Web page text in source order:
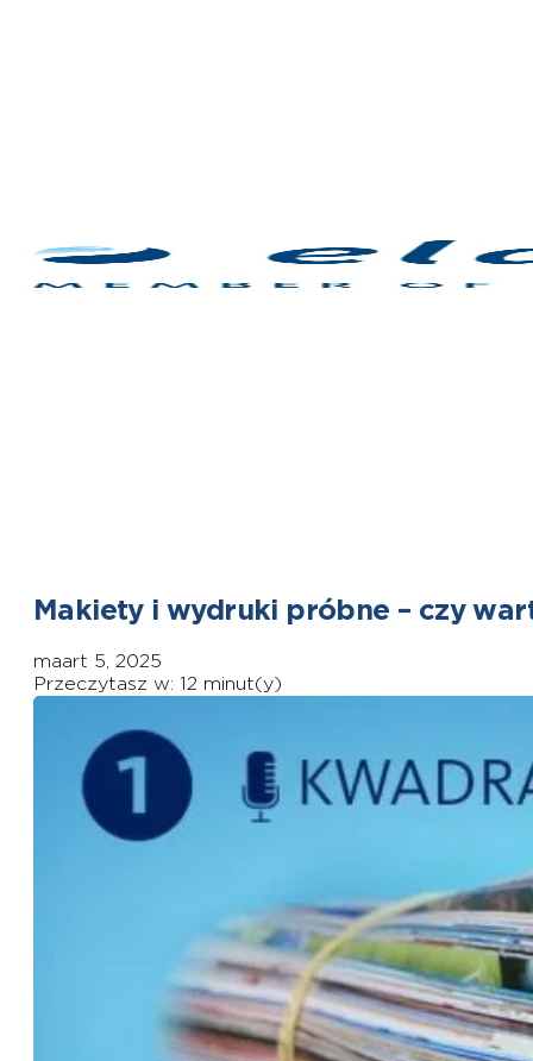
Makiety i wydruki próbne – czy
maart 5, 2025
Przeczytasz w: 12 minut(y)